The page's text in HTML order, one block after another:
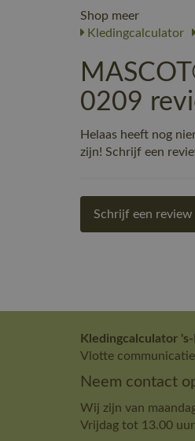
Shop meer
Kledingcalculator
0209
Helaas heeft nog
zijn! Schrijf een
Schrijf een review
Kledingcalculator
Vlotte
Neem contact
Wij zijn van
Vrijdag tot 13.00